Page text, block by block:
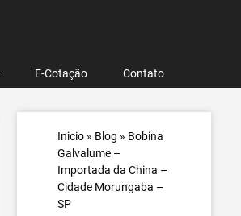
E-Cotação Contato
Inicio » Blog » Bobina
Galvalume –
Importada da China –
Cidade Morungaba –
SP